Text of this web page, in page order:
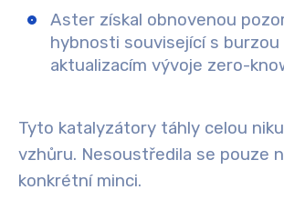
Aster získal obnovenou
hybnosti související s burzou
aktualizacím vývoje zero-
Tyto katalyzátory táhly celou
vzhůru. Nesoustředila se pouze
konkrétní minci.